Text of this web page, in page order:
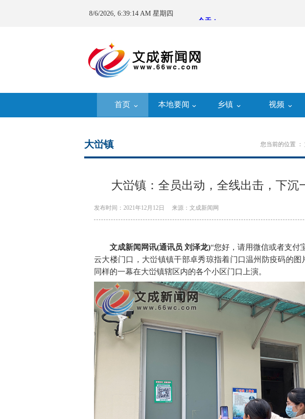
8/6/2026, 6:39:15 AM 星期四
首页 本地要闻 乡镇 视频
您当前的位置 ：
大峃镇
大峃镇：全员出动，全线出击，下沉
发布时间：2021年12月12日 来源：文成新闻网
文成新闻网讯(通讯员 刘泽龙)“您好，请用微信或者支付
云大楼门口，大峃镇镇干部卓秀琼指着门口温州防疫码的图
同样的一幕在大峃镇辖区内的各个小区门口上演。